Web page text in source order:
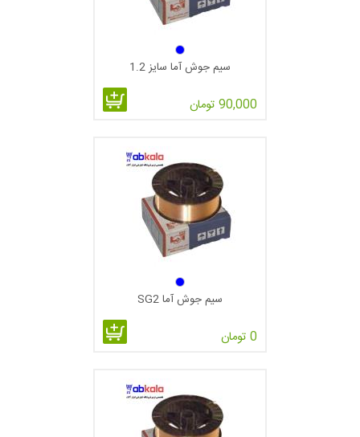
سیم جوش آما سایز 1.2
90,000 تومان
سیم جوش آما SG2
0 تومان